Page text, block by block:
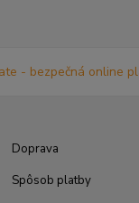
Doprava
Spôsob platby